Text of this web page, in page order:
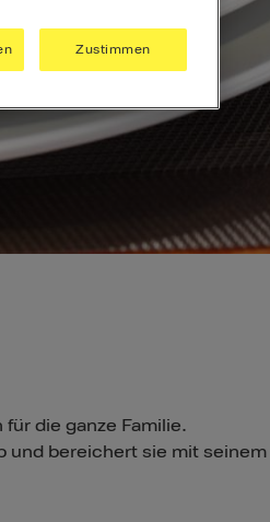
die ganze Familie.
und bereichert sie mit
Zustimmen